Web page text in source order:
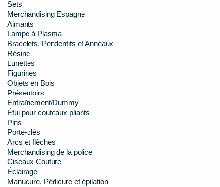
Sets
Merchandising Espagne
Aimants
Lampe à Plasma
Bracelets, Pendentifs et Anneaux
Résine
Lunettes
Figurines
Objets en Bois
Présentoirs
Entraînement/Dummy
Étui pour couteaux pliants
Pins
Porte-clés
Arcs et flèches
Merchandising de la police
Ciseaux Couture
Éclairage
Manucure, Pédicure et épilation